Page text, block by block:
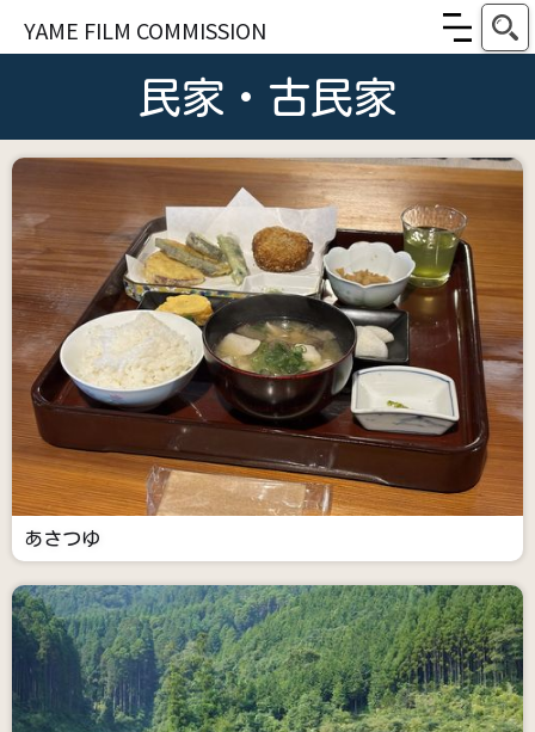
YAME FILM COMMISSION
民家・古民家
あさつゆ